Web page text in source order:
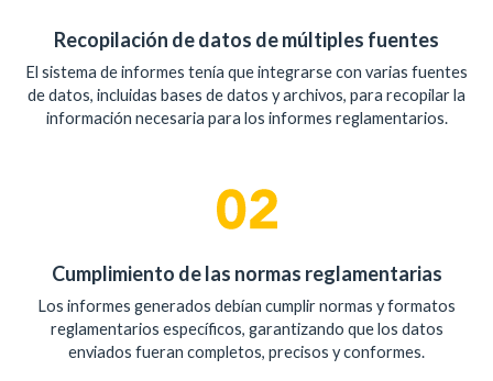
Recopilación de datos de múltiples fuentes
El sistema de informes tenía que integrarse con varias fuentes
de datos, incluidas bases de datos y archivos, para recopilar la
información necesaria para los informes reglamentarios.
Cumplimiento de las normas reglamentarias
Los informes generados debían cumplir normas y formatos
reglamentarios específicos, garantizando que los datos
enviados fueran completos, precisos y conformes.